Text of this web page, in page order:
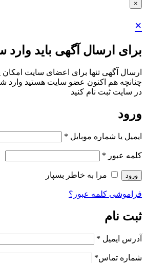
×
×
برای ارسال آگهی باید
ارسال آگهی تنها برای اعضای سایت امکان
چنانچه هم‌ اکنون عضو سایت هستید وارد
در سایت ثبت نام کنید
ورود
ایمیل یا شماره موبایل *
کلمه عبور *
ورود مرا به خاطر بسپار
فراموشی کلمه عبور؟
ثبت نام
آدرس ایمیل *
شماره تماس*